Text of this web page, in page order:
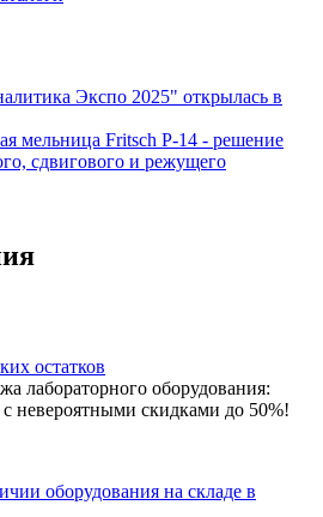
Экспо 2025" открылась в
мельница Fritsch P-14 - решение
сдвигового и режущего
остатков
лабораторного оборудования:
невероятными скидками до 50%!
оборудования на складе в